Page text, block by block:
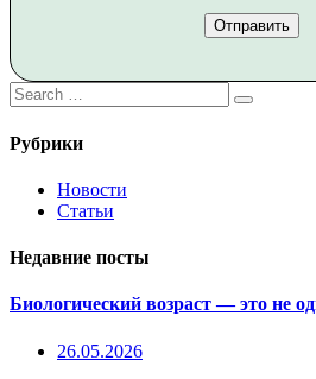
Рубрики
Новости
Статьи
Недавние посты
Биологический возраст — это не
26.05.2026